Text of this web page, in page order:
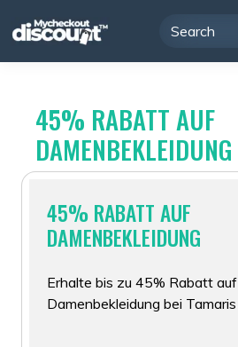
to
45% RABATT AUF
DAMENBEKLEIDUNG
45% RABATT AUF
DAMENBEKLEIDUNG
Erhalte bis zu 45% Rabatt auf
Damenbekleidung bei Tamaris